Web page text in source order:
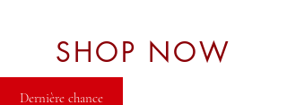
SHOP NOW
Dernière chance